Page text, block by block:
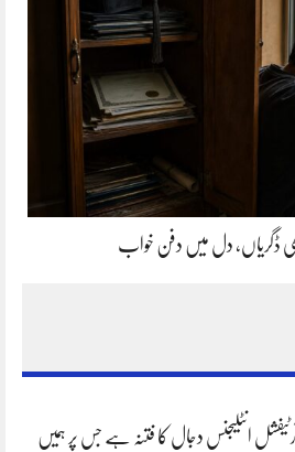
ڈگریاں، دل میں دفن خواب
انٹلیجنس دجال کا فتنہ ہے جس پر ہمیں